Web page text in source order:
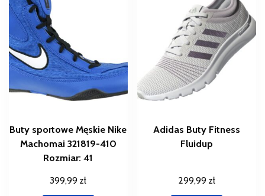
Buty sportowe Męskie Nike
Machomai 321819-410
Rozmiar: 41
399,99 zł
Adidas Buty Fitness
Fluidup
299,99 zł